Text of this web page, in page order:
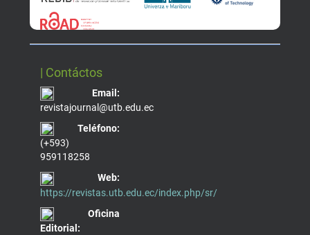
| Contáctos
Email:
revistajournal@utb.edu.ec
Teléfono:
(+593)
959118258
Web:
https://revistas.utb.edu.ec/index.php/sr/
Oficina
Editorial: